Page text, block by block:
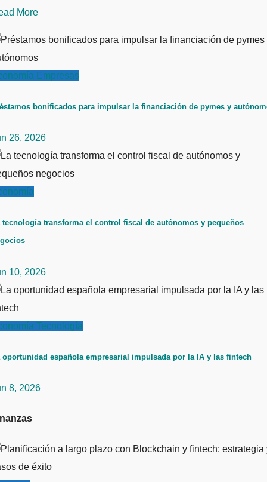
More
Empresas
bonificados para impulsar la financiación de pymes y
26, 2026
tecnología transforma el control fiscal de autónomos y pequeños
10, 2026
Tecnología
oportunidad española empresarial impulsada por la IA y las fintech
8, 2026